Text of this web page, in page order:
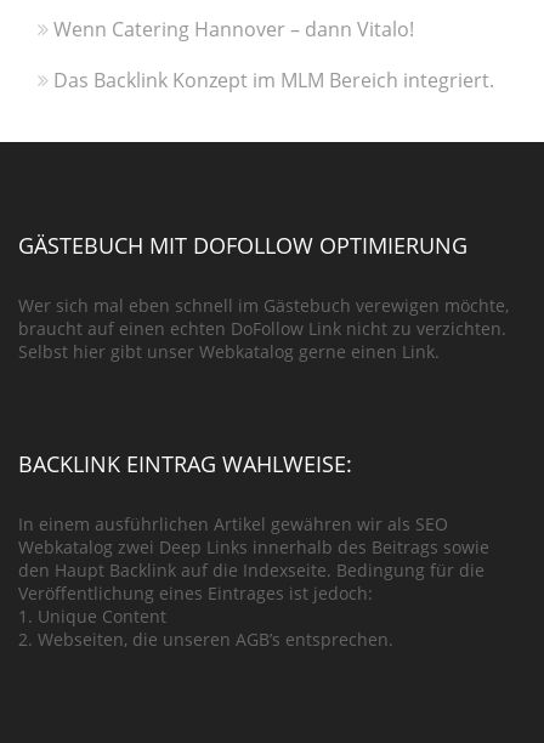
Wenn Catering Hannover – dann Vitalo!
Das Backlink Konzept im MLM Bereich integriert.
GÄSTEBUCH MIT DOFOLLOW OPTIMIERUNG
Wer sich mal eben schnell im Gästebuch verewigen möchte,
braucht auf einen echten DoFollow Link nicht zu verzichten.
Selbst hier gibt unser Webkatalog gerne einen Link.
BACKLINK EINTRAG WAHLWEISE:
In einem ausführlichen Artikel gewähren wir als SEO
Webkatalog zwei Deep Links innerhalb des Beitrags sowie
den Haupt Backlink auf die Indexseite. Bedingung für die
Veröffentlichung eines Eintrages ist jedoch:
1. Unique Content
2. Webseiten, die unseren AGB’s entsprechen.